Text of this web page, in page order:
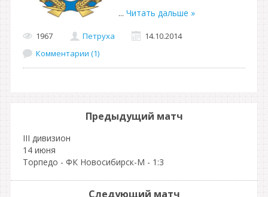
... Читать дальше »
1967 Петруха
14.10.2014
Комментарии (1)
Предыдущий матч
III дивизион
14 июня
Торпедо - ФК Новосибирск-М - 1:3
Следующий матч